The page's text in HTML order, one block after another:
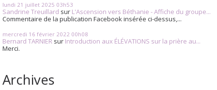
lundi 21 juillet 2025 03h53
Sandrine Treuillard sur L'Ascension vers Béthanie - Affiche du groupe...
Commentaire de la publication Facebook insérée ci-dessus,...
mercredi 16 février 2022 00h08
Bernard TARNIER sur Introduction aux ÉLÉVATIONS sur la prière au...
Merci.
Archives